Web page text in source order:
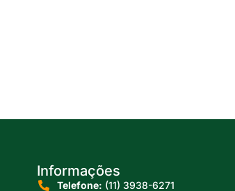
Informações
Telefone: (11) 3938-6271